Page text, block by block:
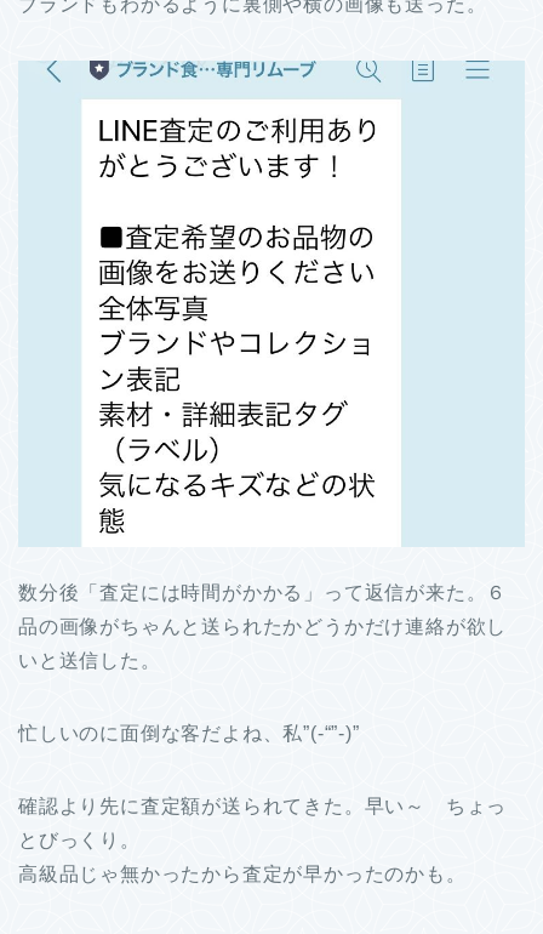
数分後「査定には時間がかかる」って返信が来た。６
品の画像がちゃんと送られたかどうかだけ連絡が欲し
いと送信した。
忙しいのに面倒な客だよね、私”(-“”-)”
確認より先に査定額が送られてきた。早い～ ちょっ
とびっくり。
高級品じゃ無かったから査定が早かったのかも。